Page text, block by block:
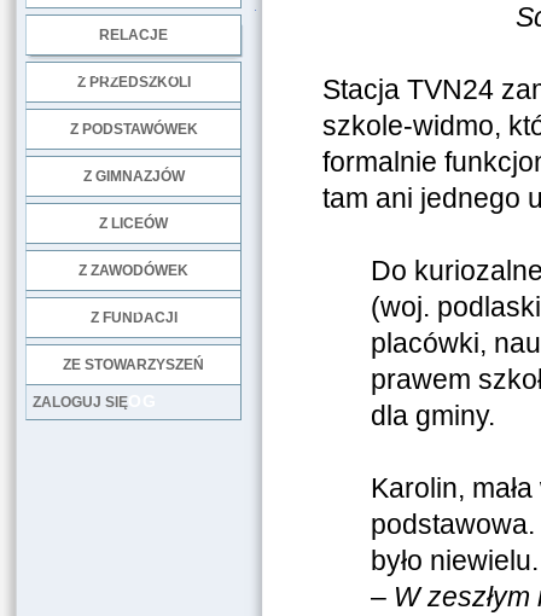
RELACJE
Z PRZEDSZKOLI
Z PODSTAWÓWEK
Z GIMNAZJÓW
Z LICEÓW
Z ZAWODÓWEK
Z FUNDACJI
ZE STOWARZYSZEŃ
LOG
ZALOGUJ SIĘ
Stacja TVN24
szkole-widmo,
formalnie
tam ani jednego
Do
(woj.
placówki,
prawem
dla gminy.
Karolin,
było
– W